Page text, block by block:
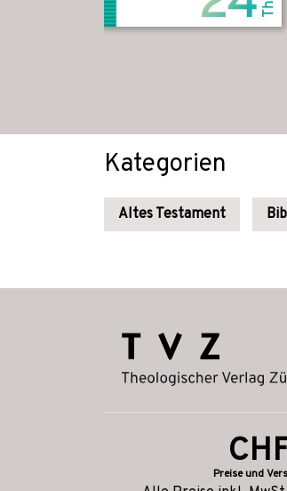
Kategorien
Altes Testament
Preise und